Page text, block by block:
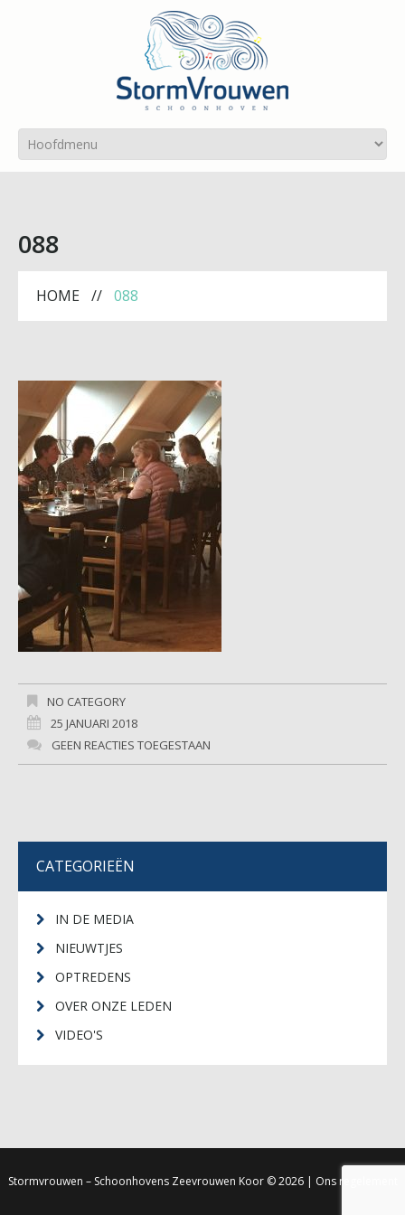
088
HOME 088
NO CATEGORY
25 JANUARI 2018
GEEN REACTIES TOEGESTAAN
CATEGORIEËN
IN DE MEDIA
NIEUWTJES
OPTREDENS
OVER ONZE LEDEN
VIDEO'S
Stormvrouwen – Schoonhovens Zeevrouwen Koor© 2026 | Ons regelement